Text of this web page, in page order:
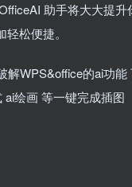
助手将大大提升
松便捷。